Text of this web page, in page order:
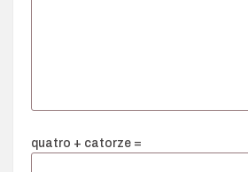
quatro + catorze =